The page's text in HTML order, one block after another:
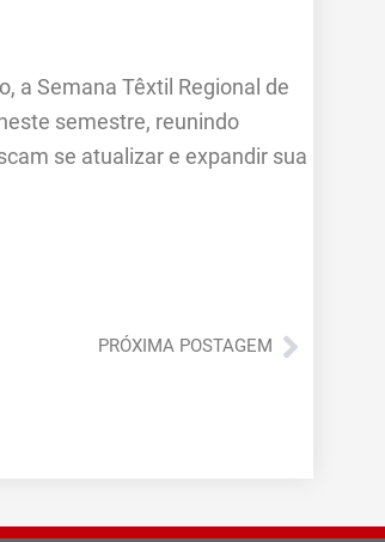
a Semana Têxtil Regional de
semestre, reunindo
se atualizar e expandir sua
PRÓXIMA POSTAGEMPróximo